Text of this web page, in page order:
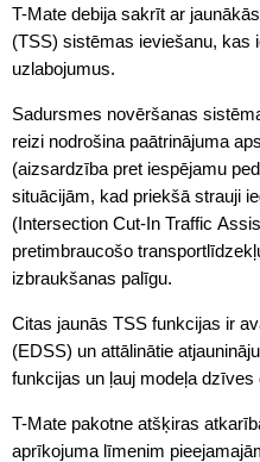
T-Mate debija sakrīt ar
(TSS) sistēmas ieviešanu, kas
uzlabojumus.
Sadursmes novēršanas
reizi nodrošina paātrinājuma
(aizsardzība pret iespējamu
situācijām, kad priekšā strauji
(Intersection Cut-In Traffic
pretimbraucošo
izbraukšanas palīgu.
Citas jaunās TSS funkcijas ir
(EDSS) un attālinātie
funkcijas un ļauj modeļa
T-Mate pakotne atšķiras
aprīkojuma līmenim